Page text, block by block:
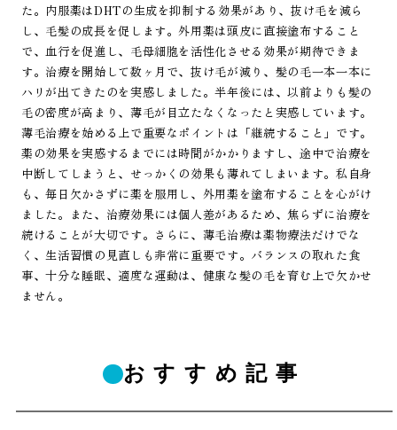
た。内服薬はDHTの生成を抑制する効果があり、抜け毛を減ら
し、毛髪の成長を促します。外用薬は頭皮に直接塗布すること
で、血行を促進し、毛母細胞を活性化させる効果が期待できま
す。治療を開始して数ヶ月で、抜け毛が減り、髪の毛一本一本に
ハリが出てきたのを実感しました。半年後には、以前よりも髪の
毛の密度が高まり、薄毛が目立たなくなったと実感しています。
薄毛治療を始める上で重要なポイントは「継続すること」です。
薬の効果を実感するまでには時間がかかりますし、途中で治療を
中断してしまうと、せっかくの効果も薄れてしまいます。私自身
も、毎日欠かさずに薬を服用し、外用薬を塗布することを心がけ
ました。また、治療効果には個人差があるため、焦らずに治療を
続けることが大切です。さらに、薄毛治療は薬物療法だけでな
く、生活習慣の見直しも非常に重要です。バランスの取れた食
事、十分な睡眠、適度な運動は、健康な髪の毛を育む上で欠かせ
ません。
おすすめ記事